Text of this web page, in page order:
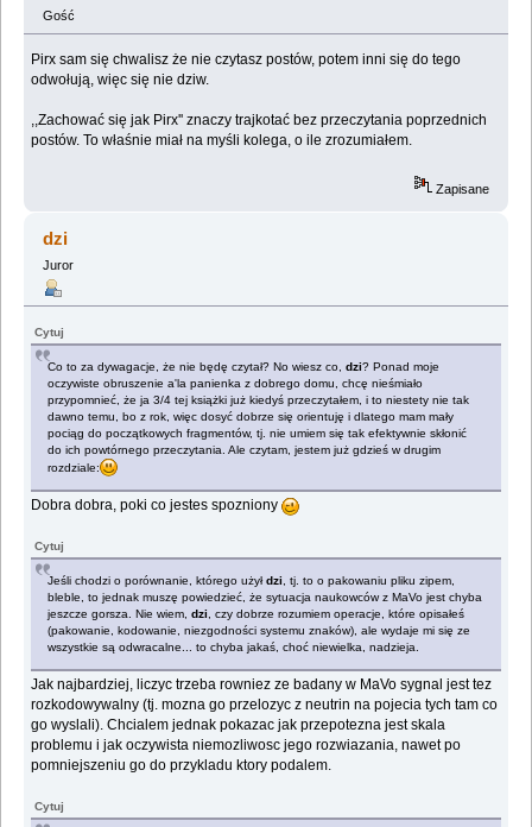
Gość
Pirx sam się chwalisz że nie czytasz postów, potem inni się do tego
odwołują, więc się nie dziw.
,,Zachować się jak Pirx'' znaczy trajkotać bez przeczytania poprzednich
postów. To właśnie miał na myśli kolega, o ile zrozumiałem.
Zapisane
dzi
Juror
Cytuj
Co to za dywagacje, że nie będę czytał? No wiesz co,dzi? Ponad moje
oczywiste obruszenie a'la panienka z dobrego domu, chcę nieśmiało
przypomnieć, że ja 3/4 tej książki już kiedyś przeczytałem, i to niestety nie tak
dawno temu, bo z rok, więc dosyć dobrze się orientuję i dlatego mam mały
pociąg do początkowych fragmentów, tj. nie umiem się tak efektywnie skłonić
do ich powtórnego przeczytania. Ale czytam, jestem już gdzieś w drugim
rozdziale:
Dobra dobra, poki co jestes spozniony
Cytuj
Jeśli chodzi o porównanie, którego użyłdzi
, tj. to o pakowaniu pliku zipem,
bleble, to jednak muszę powiedzieć, że sytuacja naukowców z MaVo jest chyba
jeszcze gorsza. Nie wiem,dzi
, czy dobrze rozumiem operacje, które opisałeś
(pakowanie, kodowanie, niezgodności systemu znaków), ale wydaje mi się ze
wszystkie są odwracalne... to chyba jakaś, choć niewielka, nadzieja.
Jak najbardziej, liczyc trzeba rowniez ze badany w MaVo sygnal jest tez
rozkodowywalny (tj. mozna go przelozyc z neutrin na pojecia tych tam co
go wyslali). Chcialem jednak pokazac jak przepotezna jest skala
problemu i jak oczywista niemozliwosc jego rozwiazania, nawet po
pomniejszeniu go do przykladu ktory podalem.
Cytuj